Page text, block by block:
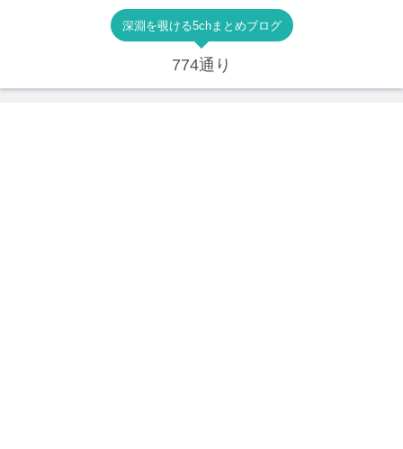
深淵を覗ける5chまとめブログ
774通り